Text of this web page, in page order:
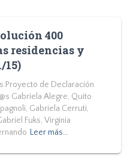
400
residencias y
15)
de Declaración
Gabriela Alegre, Quito
Gabriela Cerruti,
Fuks, Virginia
Leer más…